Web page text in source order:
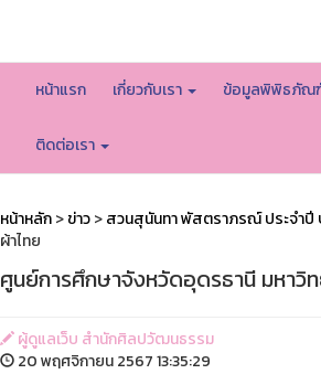
หน้าแรก เกี่ยวกับเรา ข้อมูลพิพิธภัณ
ติดต่อเรา
หน้าหลัก>ข่าว>สวนสุนันทา พัสตราภรณ์ ประจำ
ผ้าไทย
ศูนย์การศึกษาจังหวัดอุดรธานี มหาวิ
ผู้ดูแลเว็บ สำนักศิลปวัฒนธรรม
20 พฤศจิกายน 2567 13:35:29